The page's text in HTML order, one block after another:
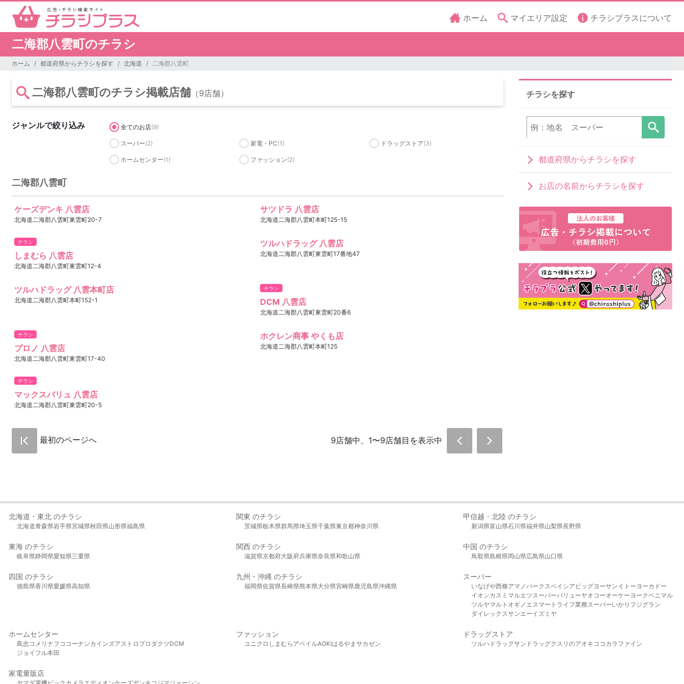
ホーム マイエリア設定 チラシプラスについて
二海郡八雲町のチラシ
ホーム 都道府県からチラシを探す 北海道 二海郡八雲町
二海郡八雲町のチラシ掲載店舗 （9店舗）
ジャンルで絞り込み 全てのお店(9)
スーパー(2) 家電・PC(1) ドラッグストア(3)
ホームセンター(1) ファッション(2)
二海郡八雲町
ケーズデンキ 八雲店
北海道二海郡八雲町東雲町20-7
サツドラ 八雲店
北海道二海郡八雲町本町125-15
チラシ
しまむら 八雲店
北海道二海郡八雲町東雲町12-4
ツルハドラッグ 八雲店
北海道二海郡八雲町東雲町17番地47
ツルハドラッグ 八雲本町店
北海道二海郡八雲町本町152-1
チラシ
DCM 八雲店
北海道二海郡八雲町東雲町20番6
チラシ
プロノ 八雲店
北海道二海郡八雲町東雲町17-40
ホクレン商事 やくも店
北海道二海郡八雲町本町125
チラシ
マックスバリュ 八雲店
北海道二海郡八雲町東雲町20-5
最初のページへ 9店舗中、1〜9店舗目を表示中
チラシを探す
都道府県からチラシを探す
お店の名前からチラシを探す
北海道・東北 のチラシ
北海道青森県岩手県宮城県秋田県山形県福島県
関東 のチラシ
茨城県栃木県群馬県埼玉県千葉県東京都神奈川県
甲信越・北陸 のチラシ
新潟県富山県石川県福井県山梨県長野県
東海 のチラシ
岐阜県静岡県愛知県三重県
関西 のチラシ
滋賀県京都府大阪府兵庫県奈良県和歌山県
中国 のチラシ
鳥取県島根県岡山県広島県山口県
四国 のチラシ
徳島県香川県愛媛県高知県
九州・沖縄 のチラシ
福岡県佐賀県長崎県熊本県大分県宮崎県鹿児島県沖縄県
スーパー
いなげや西條アマノパークスベイシア ビッグヨーサンイトーヨーカドー
イオンカスミ マルエツスーパーバリューヤオコーオーケー ヨークベニマル
ツルヤマルト オギノ エスマート ライフ業務スーパーいかり フジグラン
ダイレックスサンエーイズミヤ
ホームセンター
島忠 コメリ ナフコ コーナンカインズアストロプロダクツDCM
ジョイフル本田
ファッション
ユニクロ しまむら アベイルAOKIはるやま サカゼン
ドラッグストア
ツルハドラッグサンドラッグクスリのアオキ ココカラファイン
家電量販店